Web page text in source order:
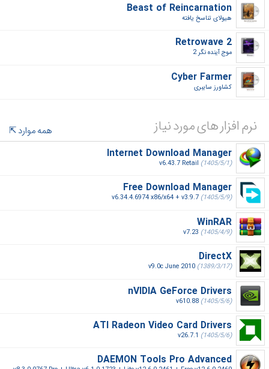
Beast of Reincarnation
هیولای تناسخ یافته‎
Retrowave 2
موج آینده نگر 2‎
Cyber Farmer
کشاورز سایبری‎
نرم افزار های مورد نیاز
همه موارد
Internet Download Manager
v6.43.7 Retail (1405/5/1)
Free Download Manager
v6.34.4.6974 x86/x64 + v3.9.7 (1405/5/9)
WinRAR
v7.23 (1405/4/9)
DirectX
v9.0c June 2010 (1389/3/17)
nVIDIA GeForce Drivers
v610.88 (1405/5/6)
ATI Radeon Video Card Drivers
v26.7.1 (1405/5/6)
DAEMON Tools Pro Advanced